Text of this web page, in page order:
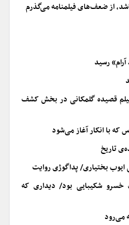
از ضعف‌های فیلمنامه می‌گذرم
آرام» رسید
فیلم قصیده گلمکانی در بخش کشف
که با انکار آغاز می‌شود
تاریخ
ایوب بختیاری/ پداگوژی روایت
سالمرگ خسرو شکیبایی بود/ دیداری که
می‌رود